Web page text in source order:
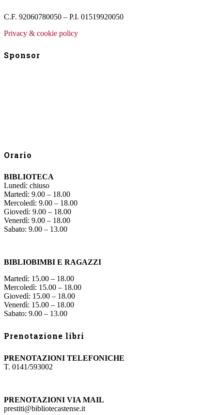
C.F. 92060780050 – P.I. 01519920050
Privacy & cookie policy
Sponsor
Orario
BIBLIOTECA
Lunedì: chiuso
Martedì: 9.00 – 18.00
Mercoledì: 9.00 – 18.00
Giovedì: 9.00 – 18.00
Venerdì: 9.00 – 18.00
Sabato: 9.00 – 13.00
BIBLIOBIMBI E RAGAZZI
Martedì: 15.00 – 18.00
Mercoledì: 15.00 – 18.00
Giovedì: 15.00 – 18.00
Venerdì: 15.00 – 18.00
Sabato: 9.00 – 13.00
Prenotazione libri
PRENOTAZIONI TELEFONICHE
T. 0141/593002
PRENOTAZIONI VIA MAIL
prestiti@bibliotecastense.it